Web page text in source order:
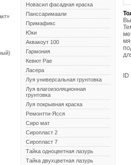
Новасил фасадная краска
Панссаримаали
Примафикс
Юки
Аквакоут 100
Гармония
Кевют Рае
Ласера
Луя универсальная грунтовка
Луя влагоизоляционная
грунтовка
Луя покрывная краска
Ремонтти-Ясся
Сиро мат
Сиропласт 2
Сиропласт 7
Тайка одноцветная лазурь
Тайка двухцветная лазурь